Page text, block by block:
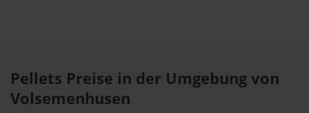
Pellets Preise in der Umgebung von
Volsemenhusen